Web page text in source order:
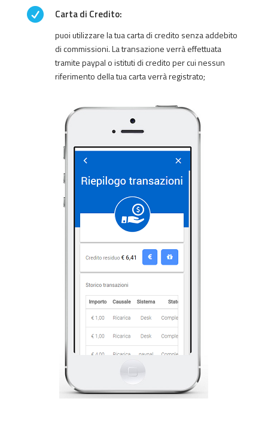
 Carta di Credito:
puoi utilizzare la tua carta di credito senza addebito
di commissioni. La transazione verrà effettuata
tramite paypal o istituti di credito per cui nessun
riferimento della tua carta verrà registrato;